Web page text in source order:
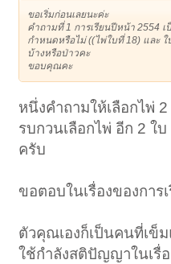
ขอเริ่มก่อนเลยนะค่ะ
คำถามที่ 1 การเรียนปีหน้า 2554
กำหนดหรือไม่ ((ไพ่ใบที่ 18) และ
บ้างหรือป่าวคะ
ขอบคุณคะ
หนึ่งคำถามให้เลือกไพ่
รบกวนเลือกไพ่ อีก 2 ใ
ครับ
ขอตอบในเรื่องของการ
ตัวคุณเองก็เป็นคนที่เข็
ใช้กำลังสติปัญญาในเรื่